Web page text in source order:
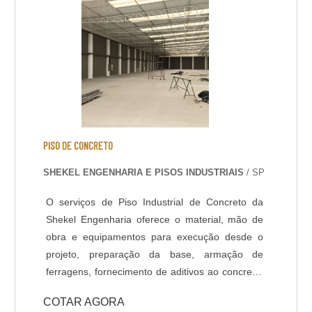
usabilidade do piso. Dentro do serviço de pintura
Epóxi de piso, existem diferentes sistemas de
aplicação, que podem variar de acordo com a
finalidade do piso, projeto e normas de
segurança do ambiente. Segue abaixo os
sistemas de revestimentos de alto desempenho
Autonivelante em Epóxi - Piso Multicamadas /
Condutivo em Epóxi - Piso Antiderrapante em
PISO DE CONCRETO
SHEKEL ENGENHARIA E PISOS INDUSTRIAIS / SP
O serviços de Piso Industrial de Concreto da
Shekel Engenharia oferece o material, mão de
obra e equipamentos para execução desde o
projeto, preparação da base, armação de
ferragens, fornecimento de aditivos ao concreto,
acabamento (polido, float, vassourado,
COTAR AGORA